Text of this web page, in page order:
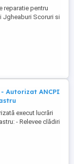
reparatie pentru
Jgheaburi Scoruri si
experienta
si repara orice tip
țiglă metalică
cu
Autorizat ANCPI
execut lucrări
- Relevee clădiri
topo -
gratuită la